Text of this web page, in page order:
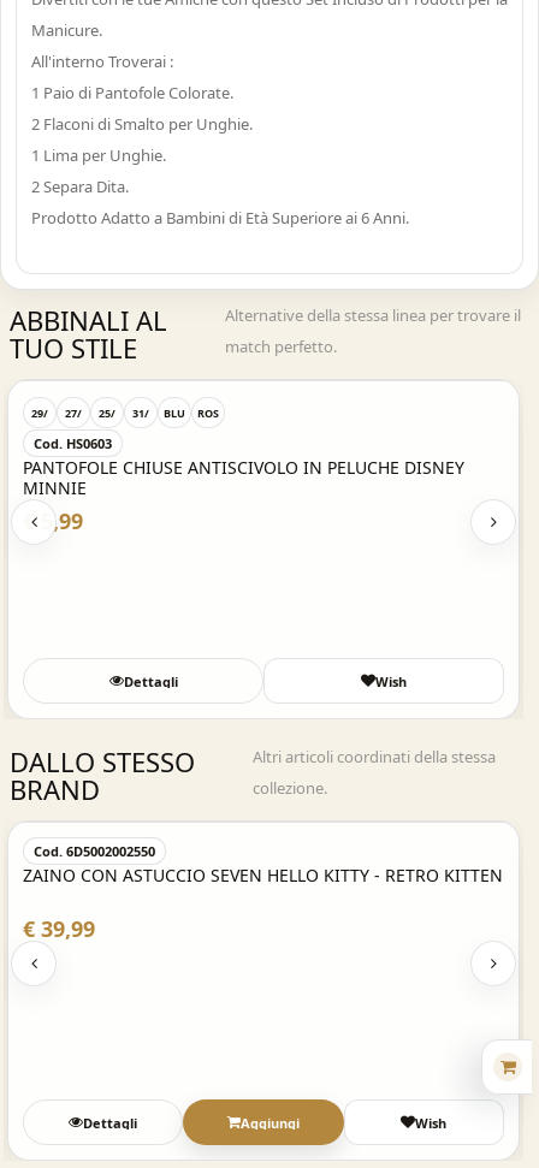
Manicure.
All'interno Troverai :
1 Paio di Pantofole Colorate.
2 Flaconi di Smalto per Unghie.
1 Lima per Unghie.
2 Separa Dita.
Prodotto Adatto a Bambini di Età Superiore ai 6 Anni.
ABBINALI AL
TUO STILE
Alternative della stessa linea per trovare il
match perfetto.
Acquisto Veloce
29/ 27/ 25/ 31/ BLU ROS
Cod. HS0603
PANTOFOLE CHIUSE ANTISCIVOLO IN PELUCHE DISNEY
MINNIE
€ 5,99
Dettagli Wish
DALLO STESSO
BRAND
Altri articoli coordinati della stessa
collezione.
Acquisto Veloce
Cod. 6D5002002550
ZAINO CON ASTUCCIO SEVEN HELLO KITTY - RETRO KITTEN
€ 39,99
Dettagli Aggiungi Wish